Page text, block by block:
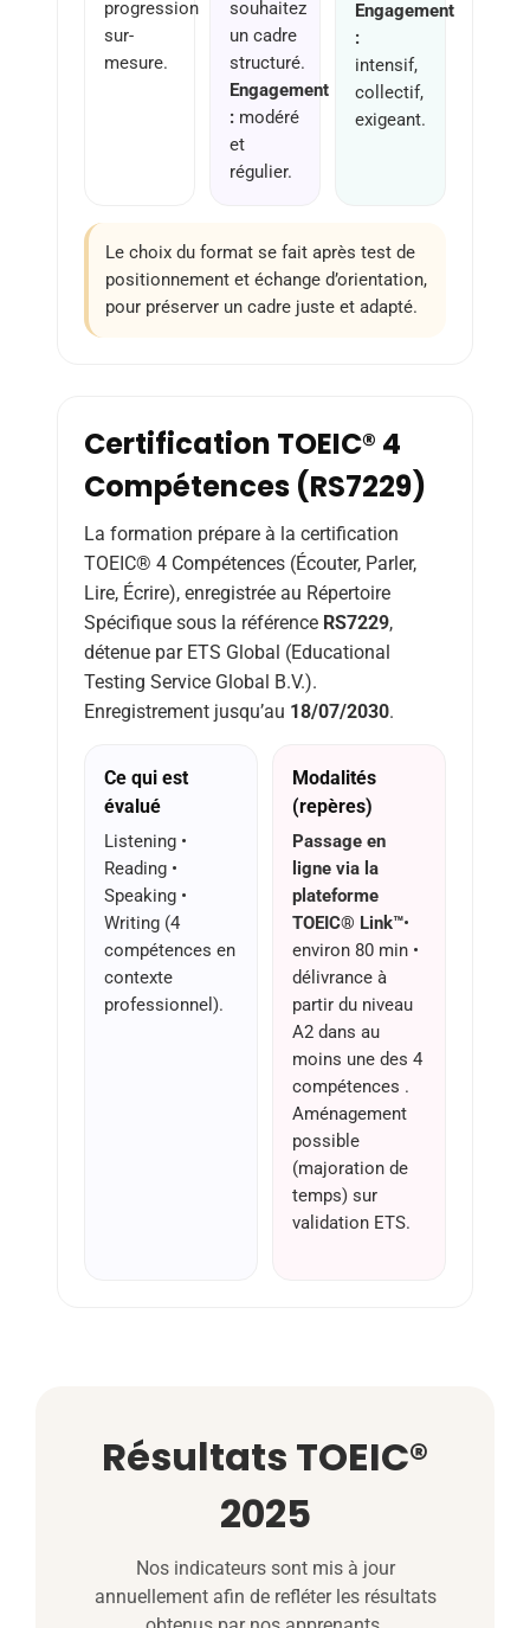
progression
sur-
mesure.
souhaitez
un cadre
structuré.
Engagement
:modéré
et
régulier.
Engagement
:
intensif,
collectif,
exigeant.
Le choix du format se fait après test de
positionnement et échange d’orientation,
pour préserver un cadre juste et adapté.
Certification TOEIC® 4
Compétences (RS7229)
La formation prépare à la certification
TOEIC® 4 Compétences (Écouter, Parler,
Lire, Écrire), enregistrée au Répertoire
Spécifique sous la référence RS7229,
détenue par ETS Global (Educational
Testing Service Global B.V.).
Enregistrement jusqu’au 18/07/2030.
Ce qui est
évalué
Listening •
Reading •
Speaking •
Writing (4
compétences en
contexte
professionnel).
Modalités
(repères)
Passage en
ligne via la
plateforme
TOEIC® Link™•
environ 80 min •
délivrance à
partir du niveau
A2 dans au
moins une des 4
compétences .
Aménagement
possible
(majoration de
temps) sur
validation ETS.
Résultats TOEIC®
2025
Nos indicateurs sont mis à jour
annuellement afin de refléter les résultats